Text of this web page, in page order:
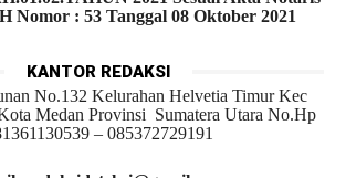
Nomor : 53 Tanggal 08 Oktober 2021
KANTOR REDAKSI
No.132 Kelurahan Helvetia Timur Kec
Medan Provinsi Sumatera Utara No.Hp
– 085372729191